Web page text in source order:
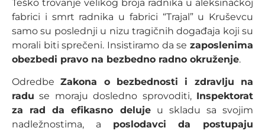
Teško trovanje velikog broja radnika u aleksinačkoj
fabrici i smrt radnika u fabrici “Trajal” u Kruševcu
samo su poslednji u nizu tragičnih događaja koji su
morali biti sprečeni. Insistiramo da se zaposlenima
obezbedi pravo na bezbedno radno okruženje.
OdredbeZakona o bezbednosti i zdravlju na
radu se moraju dosledno sprovoditi, Inspektorat
za rad da efikasno delujeu skladu sa svojim
nadležnostima, a poslodavci da postupaju